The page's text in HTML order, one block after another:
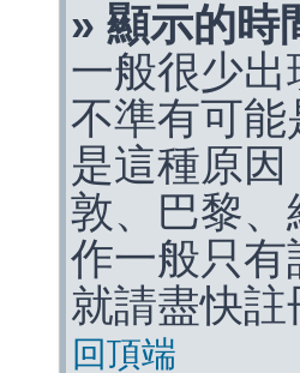
» 顯示的時
一般很少
不準有可
是這種原
敦、巴黎
作一般只
就請盡快註
回頂端